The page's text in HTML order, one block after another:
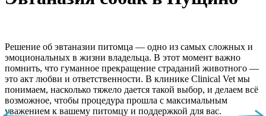
Решение об эвтаназии питомца — одно из самых сложных и
эмоциональных в жизни владельца. В этот момент важно
помнить, что гуманное прекращение страданий животного —
это акт любви и ответственности. В клинике Clinical Vet мы
понимаем, насколько тяжело дается такой выбор, и делаем всё
возможное, чтобы процедура прошла с максимальным
уважением к вашему питомцу и поддержкой для вас.